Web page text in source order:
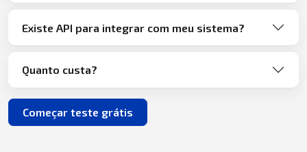
Existe API para integrar com meu sistema?
Quanto custa?
Começar teste grátis